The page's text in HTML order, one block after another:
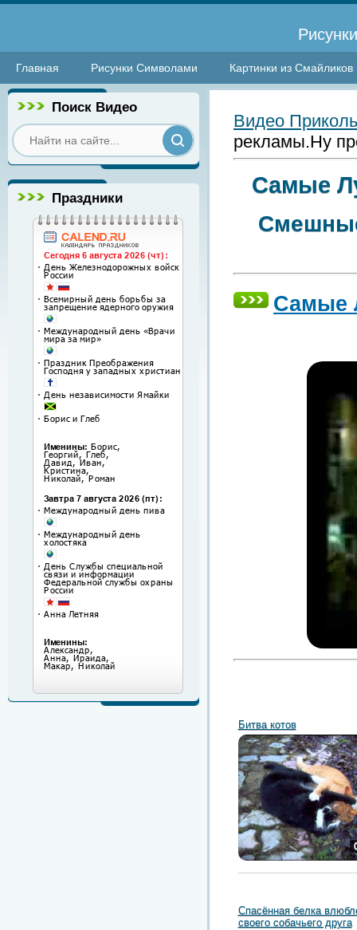
Главная Рисунки Символами Картинки из Смайликов
Поиск Видео
Праздники
Видео
рекламы.Ну
Самые
Самые
Битва котов
Спасённая белка
своего собачьего друга